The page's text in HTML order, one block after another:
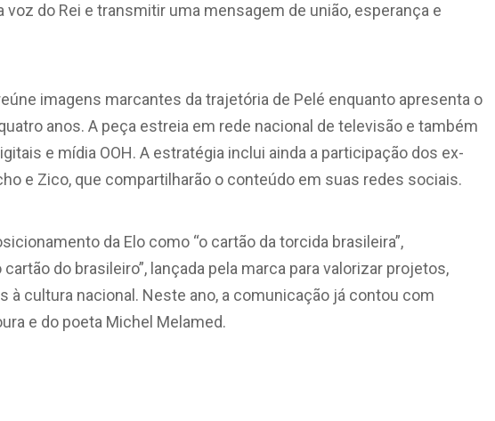
voz do Rei e transmitir uma mensagem de união, esperança e
imagens marcantes da trajetória de Pelé enquanto apresenta o
anos. A peça estreia em rede nacional de televisão e também
e mídia OOH. A estratégia inclui ainda a participação dos ex-
e Zico, que compartilharão o conteúdo em suas redes sociais.
da Elo como “o cartão da torcida brasileira”,
do brasileiro”, lançada pela marca para valorizar projetos,
à cultura nacional. Neste ano, a comunicação já contou com
e do poeta Michel Melamed.